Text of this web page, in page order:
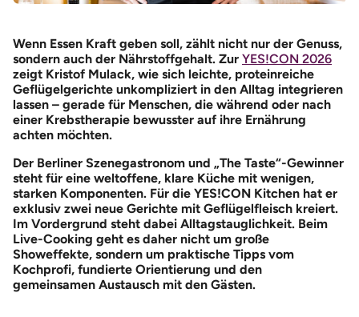
Wenn Essen Kraft geben soll, zählt nicht nur der Genuss,
sondern auch der Nährstoffgehalt. Zur YES!CON 2026
zeigt Kristof Mulack, wie sich leichte, proteinreiche
Geflügelgerichte unkompliziert in den Alltag integrieren
lassen – gerade für Menschen, die während oder nach
einer Krebstherapie bewusster auf ihre Ernährung
achten möchten.
Der Berliner Szenegastronom und „The Taste“-Gewinner
steht für eine weltoffene, klare Küche mit wenigen,
starken Komponenten. Für die YES!CON Kitchen hat er
exklusiv zwei neue Gerichte mit Geflügelfleisch kreiert.
Im Vordergrund steht dabei Alltagstauglichkeit. Beim
Live-Cooking geht es daher nicht um große
Showeffekte, sondern um praktische Tipps vom
Kochprofi, fundierte Orientierung und den
gemeinsamen Austausch mit den Gästen.